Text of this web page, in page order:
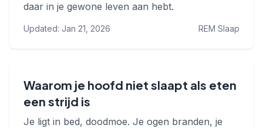
daar in je gewone leven aan hebt.
Updated: Jan 21, 2026 REM Slaap
Waarom je hoofd niet slaapt als eten
een strijd is
Je ligt in bed, doodmoe. Je ogen branden, je